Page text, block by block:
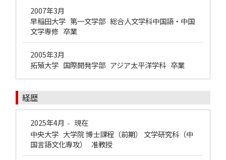
2007年3月
早稲田大学 第一文学部 総合人文学科中国語・中国
文学専修 卒業
2005年3月
拓殖大学 国際開発学部 アジア太平洋学科 卒業
経歴
2025年4月 - 現在
中央大学 大学院 博士課程（前期） 文学研究科（中
国言語文化専攻） 准教授